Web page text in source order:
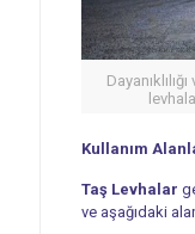
Kullanım
Taş Levhalar
ve aşağıdaki